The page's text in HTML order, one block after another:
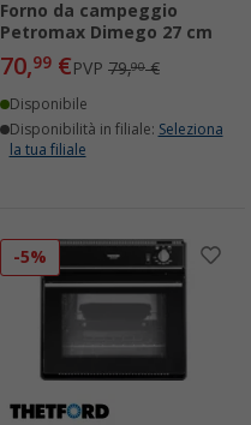
Forno da campeggio
Petromax Dimego 27 cm
70,99 €PVP 79,90€
Disponibile
Disponibilità in filiale: Seleziona
la tua filiale
-5%